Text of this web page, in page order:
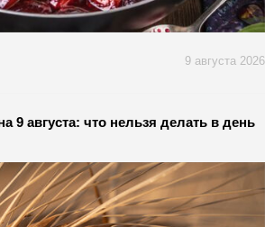
9 августа 2026
9 августа: что нельзя делать в день